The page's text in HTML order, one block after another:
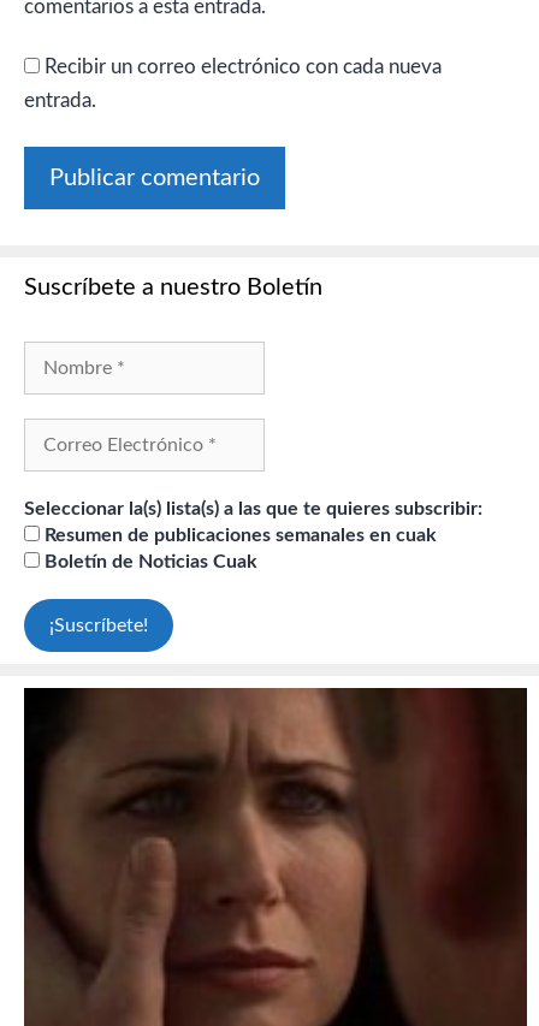
comentarios a esta entrada.
Recibir un correo electrónico con cada nueva
entrada.
Suscríbete a nuestro Boletín
Seleccionar la(s) lista(s) a las que te quieres subscribir:
Resumen de publicaciones semanales en cuak
Boletín de Noticias Cuak